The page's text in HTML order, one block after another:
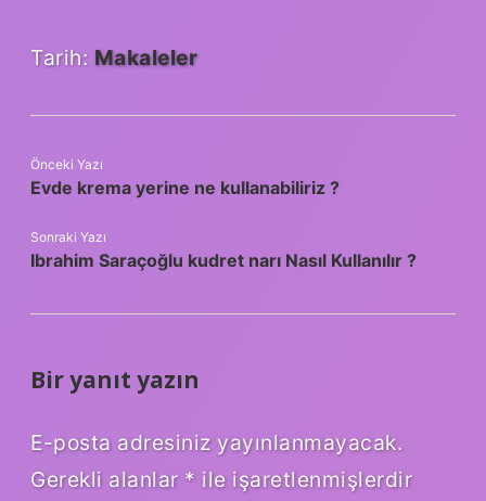
Tarih: Makaleler
Önceki Yazı
Evde krema yerine ne kullanabiliriz ?
Sonraki Yazı
Ibrahim Saraçoğlu kudret narı Nasıl Kullanılır ?
Bir yanıt yazın
E-posta adresiniz yayınlanmayacak.
Gerekli alanlar * ile işaretlenmişlerdir